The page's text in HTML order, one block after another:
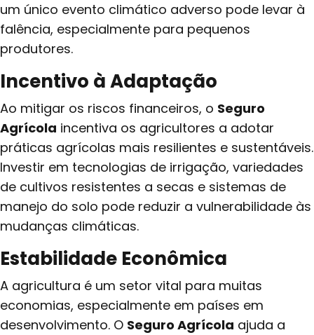
um único evento climático adverso pode levar à
falência, especialmente para pequenos
produtores.
Incentivo à Adaptação
Ao mitigar os riscos financeiros, o Seguro
Agrícola incentiva os agricultores a adotar
práticas agrícolas mais resilientes e sustentáveis.
Investir em tecnologias de irrigação, variedades
de cultivos resistentes a secas e sistemas de
manejo do solo pode reduzir a vulnerabilidade às
mudanças climáticas.
Estabilidade Econômica
A agricultura é um setor vital para muitas
economias, especialmente em países em
desenvolvimento. O Seguro Agrícola ajuda a